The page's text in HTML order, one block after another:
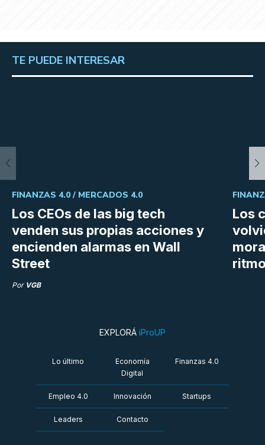
TE PUEDE INTERESAR
Los CEOs de las big tech
venden sus propias acciones y
encienden alarmas en Wall
Street
FINANZAS 4.0 / MERCADOS 4.0
Por VGB
Los
EXPLORÁ iProUP
Lo último
Economía
Digital
Finanzas 4.0
Empleo 4.0 Innovación Startups
Leaders Contacto